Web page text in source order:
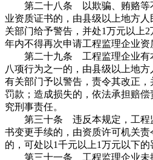
第二十八条 以欺骗、贿赂等
业资质证书的，由县级以上地方
关部门给予警告，并处1万元以上
年内不得再次申请工程监理企业资
第二十九条 工程监理企业有
八项行为之一的，由县级以上地
有关部门予以警告，责令其改正
罚款；造成损失的，依法承担赔
究刑事责任。
第三十条 违反本规定，工程
书变更手续的，由资质许可机关
的，可处以1千元以上1万元以下的
第三十一条 工程监理企业未